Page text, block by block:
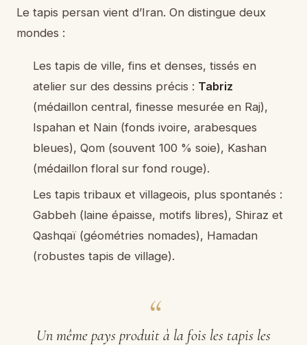
Le tapis persan vient d’Iran. On distingue deux
mondes :
Les tapis de ville, fins et denses, tissés en
atelier sur des dessins précis : Tabriz
(médaillon central, finesse mesurée en Raj),
Ispahan et Nain (fonds ivoire, arabesques
bleues), Qom (souvent 100 % soie), Kashan
(médaillon floral sur fond rouge).
Les tapis tribaux et villageois, plus spontanés :
Gabbeh (laine épaisse, motifs libres), Shiraz et
Qashqaï (géométries nomades), Hamadan
(robustes tapis de village).
Un même pays produit à la fois les tapis les